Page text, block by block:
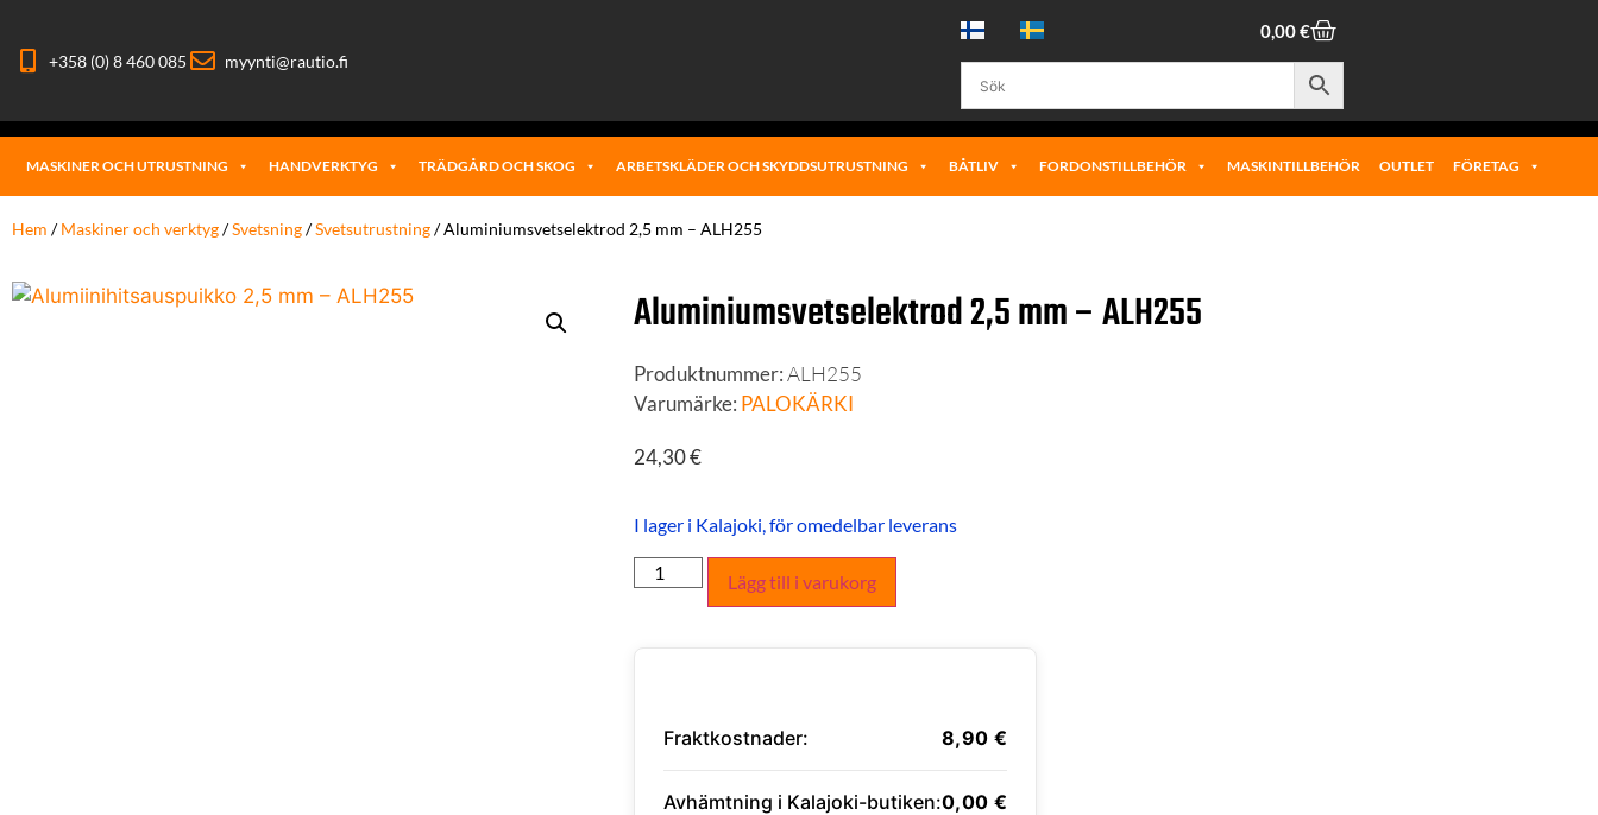
+358 (0) 8 460 085 myynti@rautio.fi
0,00€
MASKINER OCH UTRUSTNING HANDVERKTYG TRÄDGÅRD OCH SKOG ARBETSKLÄDER OCH SKYDDSUTRUSTNING BÅTLIV FORDONSTILLBEHÖR MASKINTILLBEHÖR OUTLET FÖRETAG
Hem /Maskiner och verktyg/Svetsning/Svetsutrustning/ Aluminiumsvetselektrod 2,5 mm – ALH255
Aluminiumsvetselektrod 2,5 mm – ALH255
Produktnummer:ALH255
Varumärke: PALOKÄRKI
24,30€
I lager i Kalajoki, för omedelbar leverans
Lägg till i varukorg
Fraktkostnader: 8,90 €
Avhämtning i Kalajoki-butiken:0,00 €